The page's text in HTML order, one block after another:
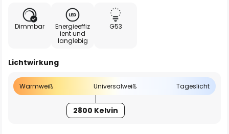
Dimmbar
Energieeffiz
ient und
langlebig
G53
Lichtwirkung
Warmweiß Universalweiß Tageslicht
2800 Kelvin